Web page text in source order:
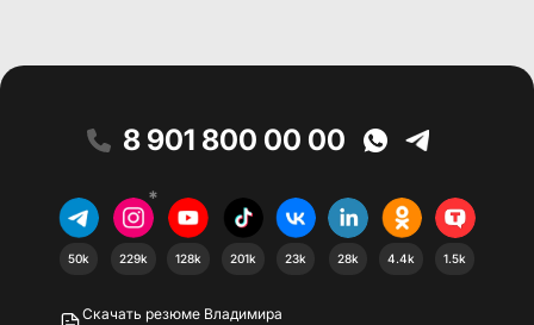
8 901 800 00 00
50k
*
229k 128k 201k 23k 28k 4.4k 1.5k
Скачать резюме Владимира